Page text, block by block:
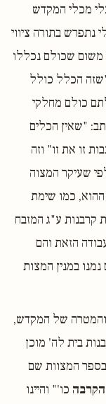
מכלי המקדש
נתפרש בתורה ציווי
שכולם נכללו
הכלל כולל
כולם מחלקי
"שאין הכלים
זו את זו" וזה
שעיקר המצוה
כמו שימת
קרבנות ע"ג המזבח
הזאת והם
במנין המצות
והמטרה של המקדש,
בית לה' מוכן
המצוות שם
כו'" והיינו